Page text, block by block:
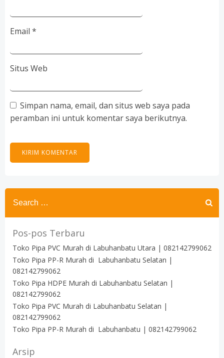
Email *
Situs Web
Simpan nama, email, dan situs web saya pada
peramban ini untuk komentar saya berikutnya.
Search
for:
Pos-pos Terbaru
Toko Pipa PVC Murah di Labuhanbatu Utara | 082142799062
Toko Pipa PP-R Murah di Labuhanbatu Selatan |
082142799062
Toko Pipa HDPE Murah di Labuhanbatu Selatan |
082142799062
Toko Pipa PVC Murah di Labuhanbatu Selatan |
082142799062
Toko Pipa PP-R Murah di Labuhanbatu | 082142799062
Arsip